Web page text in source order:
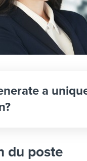
a
du poste